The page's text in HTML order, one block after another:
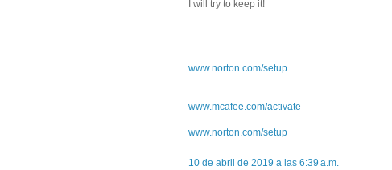
I will try to keep it!
www.norton.com/setup
www.mcafee.com/activate
www.norton.com/setup
10 de abril de 2019 a las 6:39 a.m.